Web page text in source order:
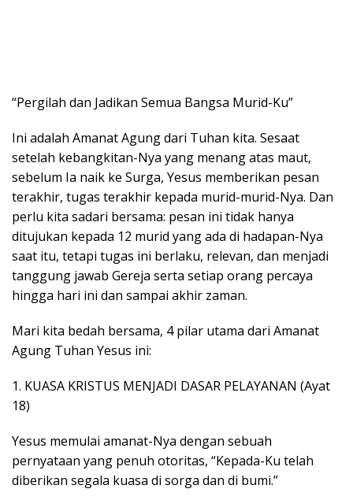
“Pergilah dan Jadikan Semua Bangsa Murid-Ku”
Ini adalah Amanat Agung dari Tuhan kita. Sesaat
setelah kebangkitan-Nya yang menang atas maut,
sebelum Ia naik ke Surga, Yesus memberikan pesan
terakhir, tugas terakhir kepada murid-murid-Nya. Dan
perlu kita sadari bersama: pesan ini tidak hanya
ditujukan kepada 12 murid yang ada di hadapan-Nya
saat itu, tetapi tugas ini berlaku, relevan, dan menjadi
tanggung jawab Gereja serta setiap orang percaya
hingga hari ini dan sampai akhir zaman.
Mari kita bedah bersama, 4 pilar utama dari Amanat
Agung Tuhan Yesus ini:
1. KUASA KRISTUS MENJADI DASAR PELAYANAN (Ayat
18)
Yesus memulai amanat-Nya dengan sebuah
pernyataan yang penuh otoritas, “Kepada-Ku telah
diberikan segala kuasa di sorga dan di bumi.”